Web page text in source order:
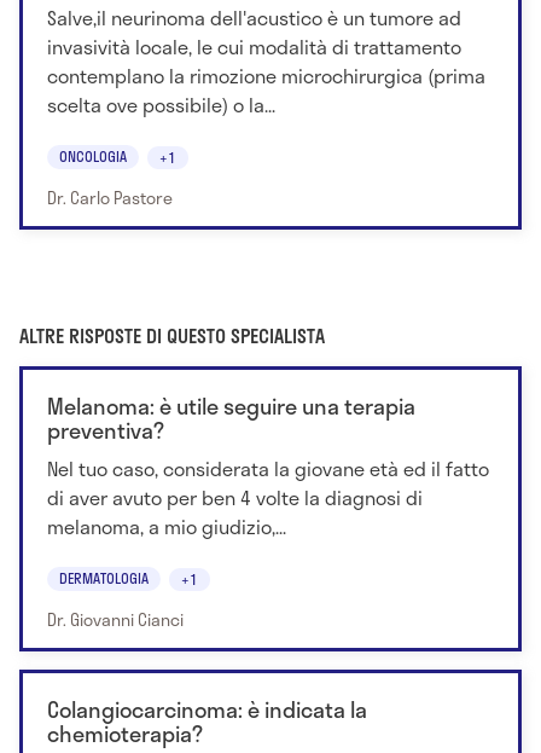
Salve,il neurinoma dell'acustico è un tumore ad
invasività locale, le cui modalità di trattamento
contemplano la rimozione microchirurgica (prima
scelta ove possibile) o la...
ONCOLOGIA +1
Dr. Carlo Pastore
ALTRE RISPOSTE DI QUESTO SPECIALISTA
Melanoma: è utile seguire una terapia
preventiva?
Nel tuo caso, considerata la giovane età ed il fatto
di aver avuto per ben 4 volte la diagnosi di
melanoma, a mio giudizio,...
DERMATOLOGIA +1
Dr. Giovanni Cianci
Colangiocarcinoma: è indicata la
chemioterapia?